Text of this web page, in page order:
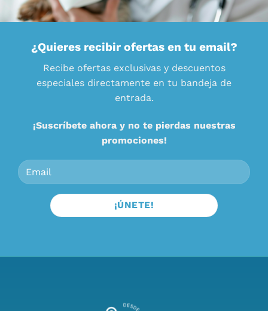
¿Quieres recibir ofertas en tu email?
Recibe ofertas exclusivas y descuentos
especiales directamente en tu bandeja de
entrada.
¡Suscríbete ahora y no te pierdas nuestras
promociones!